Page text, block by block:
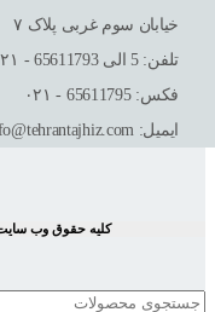
خیابان سوم غربی پلاک ٧
تلفن: 5 الی 65611793 - ۰۲۱
فکس: 65611795 - ۰۲۱
ایمیل: info@tehrantajhiz.com
کلیه حقوق وب